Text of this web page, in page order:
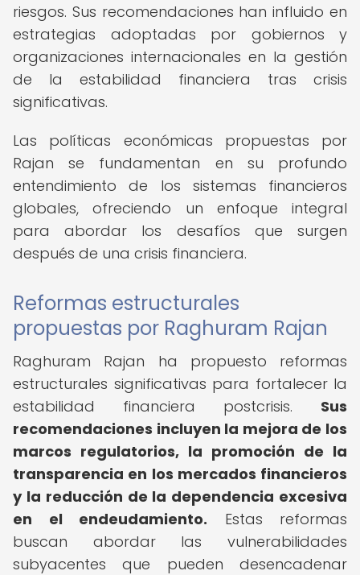
riesgos. Sus recomendaciones han influido en
estrategias adoptadas por gobiernos y
organizaciones internacionales en la gestión
de la estabilidad financiera tras crisis
significativas.
Las políticas económicas propuestas por
Rajan se fundamentan en su profundo
entendimiento de los sistemas financieros
globales, ofreciendo un enfoque integral
para abordar los desafíos que surgen
después de una crisis financiera.
Reformas estructurales
propuestas por Raghuram Rajan
Raghuram Rajan ha propuesto reformas
estructurales significativas para fortalecer la
estabilidad financiera postcrisis. Sus
recomendaciones incluyen la mejora de los
marcos regulatorios, la promoción de la
transparencia en los mercados financieros
y la reducción de la dependencia excesiva
en el endeudamiento. Estas reformas
buscan abordar las vulnerabilidades
subyacentes que pueden desencadenar